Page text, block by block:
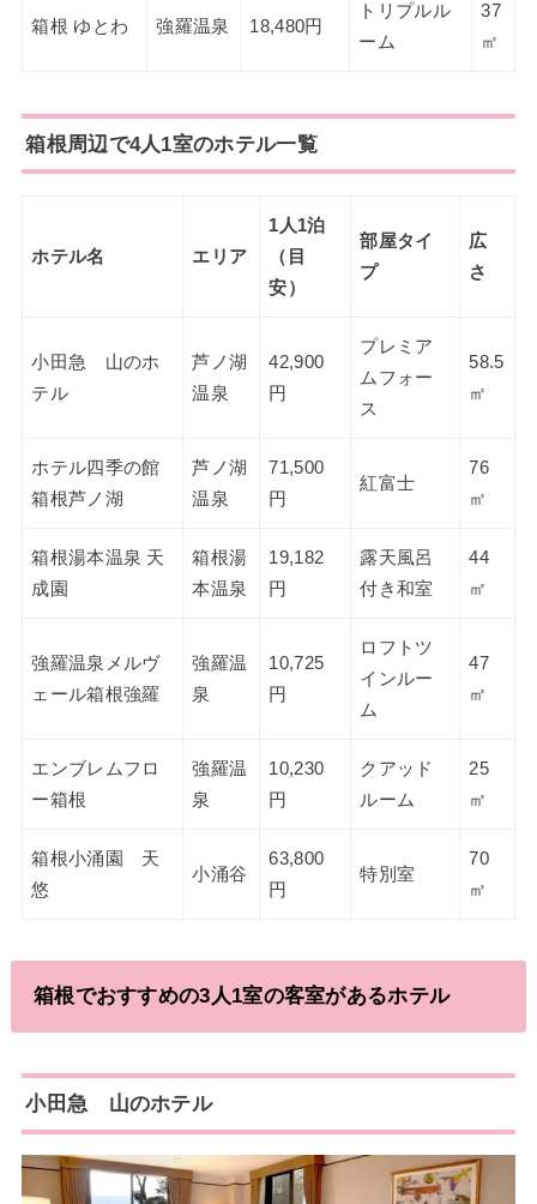
箱根 ゆとわ 強羅温泉 18,480円
トリプルル
ーム
37
㎡
箱根周辺で4人1室のホテル一覧
ホテル名 エリア
1人1泊
（目
安）
部屋タイ
プ
広
さ
小田急 山のホ
テル
芦ノ湖
温泉
42,900
円
プレミア
ムフォー
ス
58.5
㎡
ホテル四季の館
箱根芦ノ湖
芦ノ湖
温泉
71,500
円
紅富士
76
㎡
箱根湯本温泉 天
成園
箱根湯
本温泉
19,182
円
露天風呂
付き和室
44
㎡
強羅温泉メルヴ
ェール箱根強羅
強羅温
泉
10,725
円
ロフトツ
インルー
ム
47
㎡
エンブレムフロ
ー箱根
強羅温
泉
10,230
円
クアッド
ルーム
25
㎡
箱根小涌園 天
悠
小涌谷
63,800
円
特別室
70
㎡
箱根でおすすめの3人1室の客室があるホテル
小田急 山のホテル